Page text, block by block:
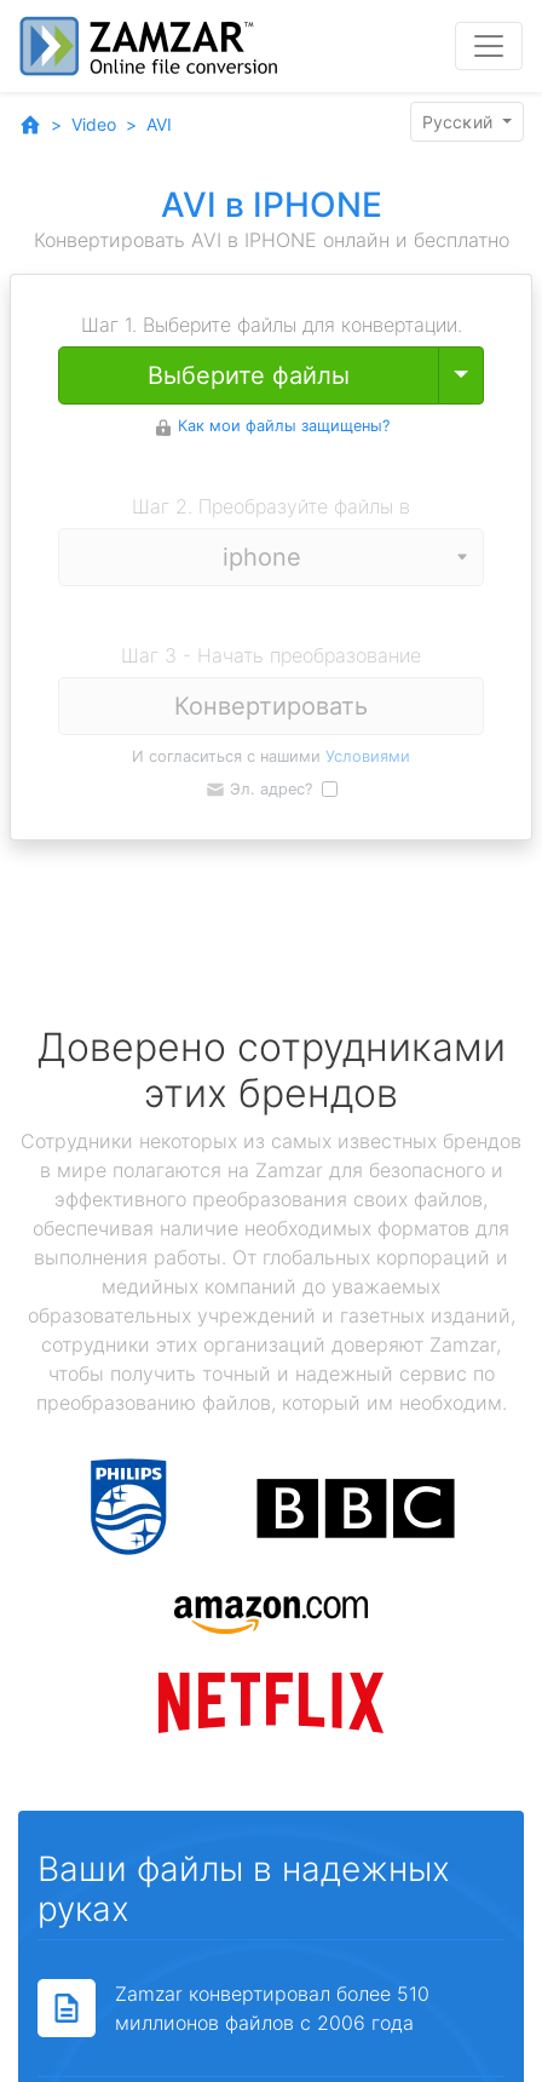
Video AVI Pyccĸий
AVI в IPHONE
Конвертировать AVI в IPHONE онлайн и бесплатно
Шаг 1. Выберите файлы для конвертации.
Выберите файлы Toggle
Как мои файлы защищены?
Шаг 2. Преобразуйте файлы в
Шаг 3 - Начать преобразование
Конвертировать
И согласиться с нашими Условиями
Эл. адрес?
Доверено сотрудниками
этих брендов
Сотрудники некоторых из самых известных брендов
в мире полагаются на Zamzar для безопасного и
эффективного преобразования своих файлов,
обеспечивая наличие необходимых форматов для
выполнения работы. От глобальных корпораций и
медийных компаний до уважаемых
образовательных учреждений и газетных изданий,
сотрудники этих организаций доверяют Zamzar,
чтобы получить точный и надежный сервис по
преобразованию файлов, который им необходим.
Ваши файлы в надежных
руках
Zamzar конвертировал более 510
миллионов файлов с 2006 года